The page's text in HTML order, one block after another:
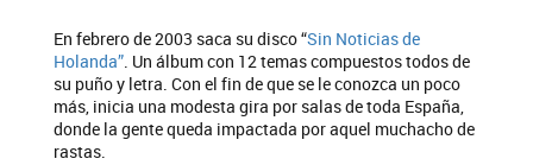
En febrero de 2003 saca su disco “Sin Noticias de
Holanda”. Un álbum con 12 temas compuestos todos de
su puño y letra. Con el fin de que se le conozca un poco
más, inicia una modesta gira por salas de toda España,
donde la gente queda impactada por aquel muchacho de
rastas.